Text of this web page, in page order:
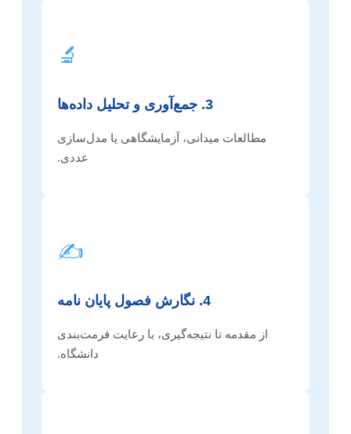
🔬
3. جمع‌آوری و تحلیل داده‌ها
مطالعات میدانی، آزمایشگاهی یا مدل‌سازی
عددی.
✍️
4. نگارش فصول پایان نامه
از مقدمه تا نتیجه‌گیری، با رعایت فرمت‌بندی
دانشگاه.